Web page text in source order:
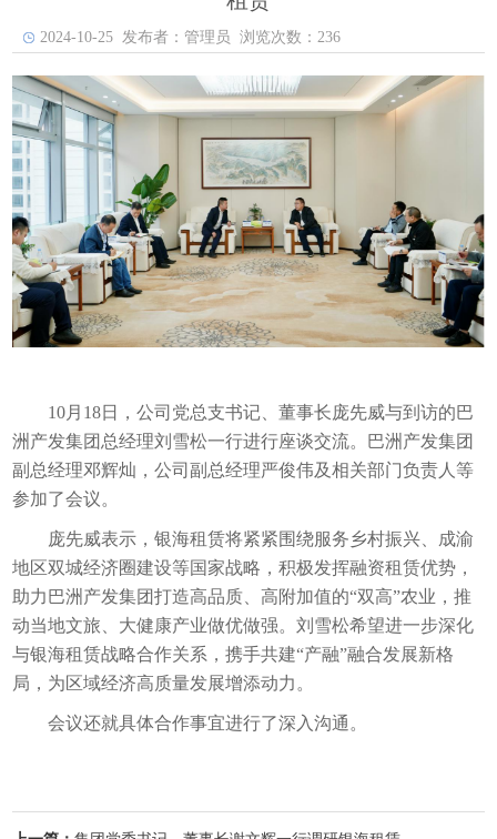
2024-10-25 发布者：管理员 浏览次数：236
10月18日，公司党总支书记、董事长庞先威与到访的巴
洲产发集团总经理刘雪松一行进行座谈交流。巴洲产发集团
副总经理邓辉灿，公司副总经理严俊伟及相关部门负责人等
参加了会议。
庞先威表示，银海租赁将紧紧围绕服务乡村振兴、成渝
地区双城经济圈建设等国家战略，积极发挥融资租赁优势，
助力巴洲产发集团打造高品质、高附加值的“双高”农业，推
动当地文旅、大健康产业做优做强。刘雪松希望进一步深化
与银海租赁战略合作关系，携手共建“产融”融合发展新格
局，为区域经济高质量发展增添动力。
会议还就具体合作事宜进行了深入沟通。